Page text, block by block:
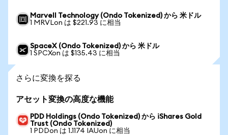
Marvell Technology (Ondo Tokenized) から 米ドル
1 MRVLon は $221.93 に相当
SpaceX (Ondo Tokenized) から 米ドル
1 SPCXon は $135.43 に相当
さらに変換を探る
アセット変換の高度な機能
PDD Holdings (Ondo Tokenized) から iShares Gold
Trust (Ondo Tokenized)
1 PDDon は 1.1174 IAUon に相当